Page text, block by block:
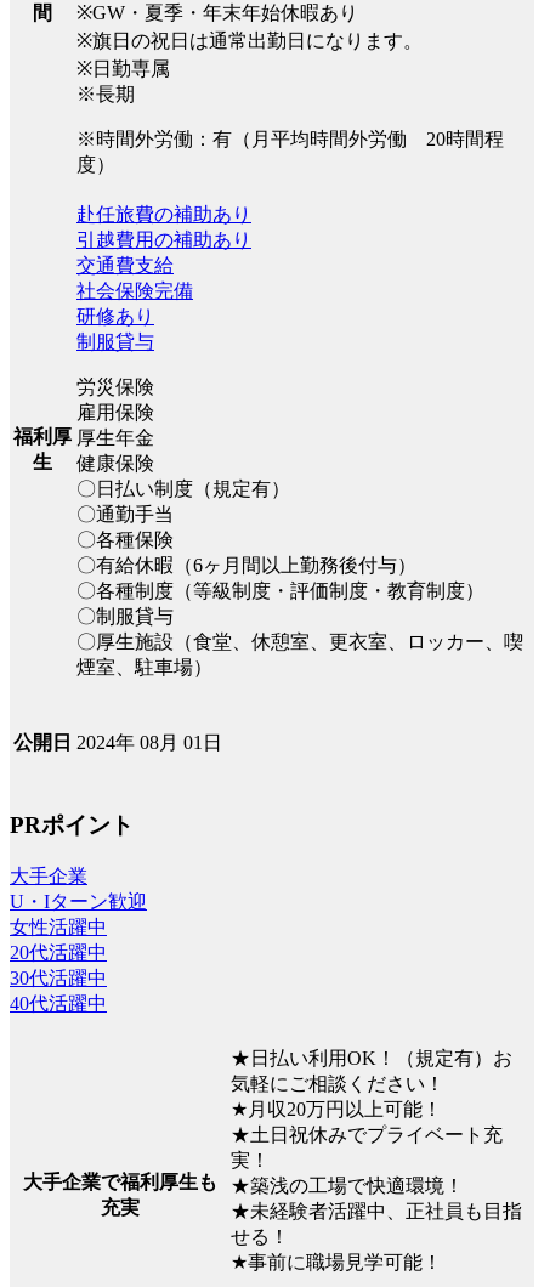
間
※GW・夏季・年末年始休暇あり
※旗日の祝日は通常出勤日になります。
※日勤専属
※長期
※時間外労働：有（月平均時間外労働 20時間程
度）
福利厚
生
赴任旅費の補助あり
引越費用の補助あり
交通費支給
社会保険完備
研修あり
制服貸与
労災保険
雇用保険
厚生年金
健康保険
〇日払い制度（規定有）
〇通勤手当
〇各種保険
〇有給休暇（6ヶ月間以上勤務後付与）
〇各種制度（等級制度・評価制度・教育制度）
〇制服貸与
〇厚生施設（食堂、休憩室、更衣室、ロッカー、喫
煙室、駐車場）
公開日 2024年 08月 01日
PRポイント
大手企業
U・Iターン歓迎
女性活躍中
20代活躍中
30代活躍中
40代活躍中
大手企業で福利厚生も
充実
★日払い利用OK！（規定有）お
気軽にご相談ください！
★月収20万円以上可能！
★土日祝休みでプライベート充
実！
★築浅の工場で快適環境！
★未経験者活躍中、正社員も目指
せる！
★事前に職場見学可能！